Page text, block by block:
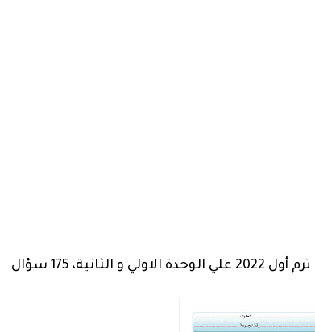
امتحان لغة إنجليزية للصف الاول الثانوي ترم أول 2022 علي الوحدة الاولي و الثانية، 175 سؤال